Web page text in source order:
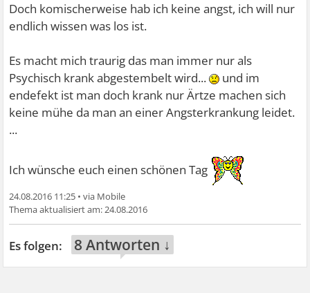
Doch komischerweise hab ich keine angst, ich will nur
endlich wissen was los ist.
Es macht mich traurig das man immer nur als
Psychisch krank abgestembelt wird...
und im
endefekt ist man doch krank nur Ärtze machen sich
keine mühe da man an einer Angsterkrankung leidet.
...
Ich wünsche euch einen schönen Tag
24.08.2016 11:25 •
24.08.2016
8 Antworten ↓